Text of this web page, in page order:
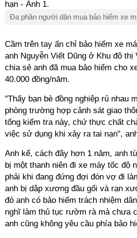
Đa phần người dân mua bảo hiểm xe
Cầm trên tay ấn chỉ bảo hiểm xe
anh Nguyễn Viết Dũng ở Khu đô thị
chia sẻ anh đã mua bảo hiểm cho
40.000 đồng/năm.
"Thấy bạn bè đồng nghiệp rủ nhau
phòng trường hợp cảnh sát giao
tổng kiểm tra này, chứ thực chất
việc sử dụng khi xảy ra tai nạn",
Anh kể, cách đây hơn 1 năm, anh
bị một thanh niên đi xe máy tốc độ
phải khi đang đứng đợi đón vợ đi
anh bị dập xương đầu gối và rạn
đó anh có bảo hiểm trách nhiệm
nghĩ làm thủ tục rườm rà mà chưa
anh cũng không yêu cầu phía bảo